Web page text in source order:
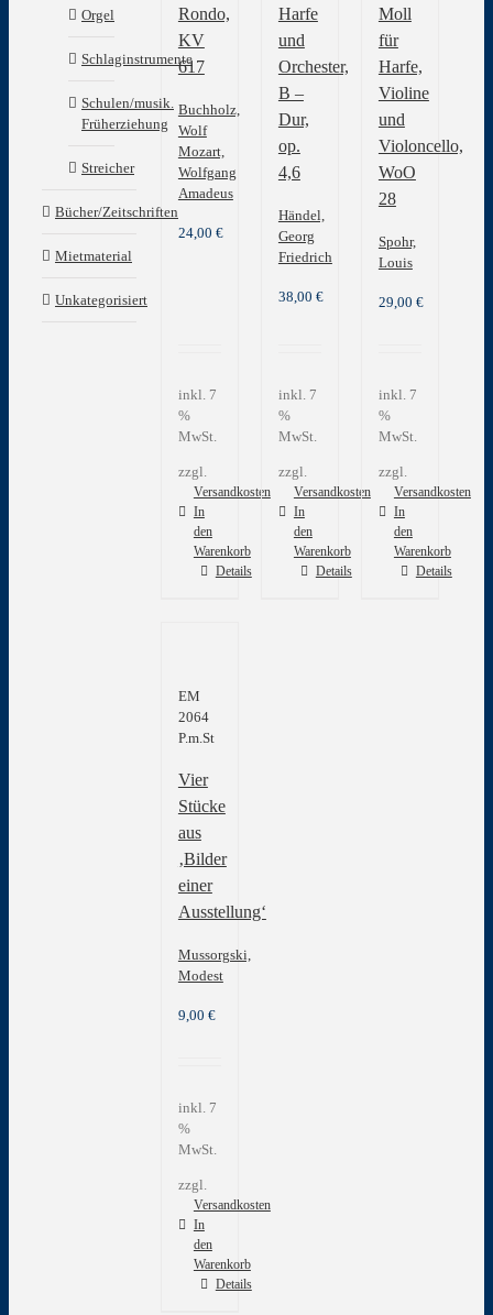
werden
Rondo,
KV
617
Buchholz,
Wolf
Mozart,
Wolfgang
Amadeus
24,00 €
inkl. 7
%
MwSt.
zzgl.
Versandkosten
In
den
Warenkorb
Details
Harfe
und
Orchester,
B –
Dur,
op.
4,6
Händel,
Georg
Friedrich
38,00 €
inkl. 7
%
MwSt.
zzgl.
Versandkosten
In
den
Warenkorb
Details
Moll
für
Harfe,
Violine
und
Violoncello,
WoO
28
Spohr,
Louis
29,00 €
inkl. 7
%
MwSt.
zzgl.
Versandkosten
In
den
Warenkorb
Details
EM
2064
P.m.St
Vier
Stücke
aus
‚Bilder
einer
Ausstellung‘
Mussorgski,
Modest
9,00 €
inkl. 7
%
MwSt.
zzgl.
Versandkosten
In
den
Warenkorb
Details
Orgel
Schlaginstrumente
Schulen/musik.
Früherziehung
Streicher
Bücher/Zeitschriften
Mietmaterial
Unkategorisiert